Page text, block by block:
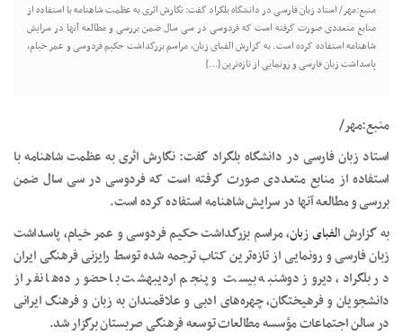
منبع:مهر/ استاد زبان فارسی در دانشگاه بلگراد گفت: نگارش اثری به عظمت شاهنامه با استفاده از
منابع متعددی صورت گرفته است که فردوسی در سی سال ضمن بررسی و مطالعه آنها در سرایش
شاهنامه استفاده کرده است. به گزارش الفبای زبان، مراسم بزرگداشت حکیم فردوسی و عمر خیام،
پاسداشت زبان فارسی و رونمایی از تازه‌ترین […]
منبع:مهر/
استاد زبان فارسی در دانشگاه بلگراد گفت: نگارش اثری به عظمت شاهنامه با
استفاده از منابع متعددی صورت گرفته است که فردوسی در سی سال ضمن
بررسی و مطالعه آنها در سرایش شاهنامه استفاده کرده است.
به گزارشالفبای زبان، مراسم بزرگداشت حکیم فردوسی و عمر خیام، پاسداشت
زبان فارسی و رونمایی از تازه‌ترین کتاب ترجمه شده توسط رایزنی فرهنگی ایران
در بلگراد، دیروز دوشنبه بیست و پنجم اردیبهشت با حضور ده‌ها نفر از
دانشجویان و فرهیختگان، چهره‌های ادبی و علاقمندان به زبان و فرهنگ ایرانی
در سالن اجتماعات مؤسسه مطالعات توسعه فرهنگی صربستان برگزار شد.